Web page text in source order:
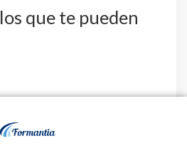
que te pueden
Valladolid convoca 3